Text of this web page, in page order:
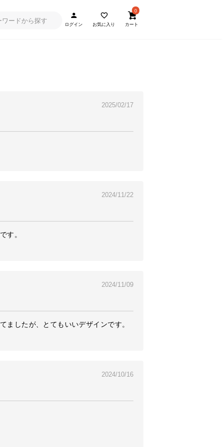
ログイン お気に入り
0
カート
2025/02/17
2024/11/22
す。
2024/11/09
ましたが、とてもいいデザインです。
2024/10/16